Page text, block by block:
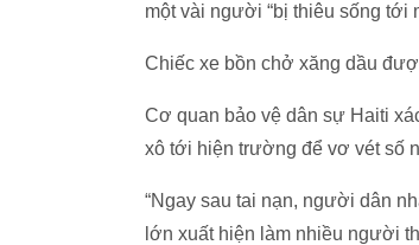
một vài người “bị thiêu sống tới
Chiếc xe bồn chở xăng dầu
Cơ quan bảo vệ dân sự Haiti
xô tới hiện trường để vơ vét số
“Ngay sau tai nạn, người dân
lớn xuất hiện làm nhiều người